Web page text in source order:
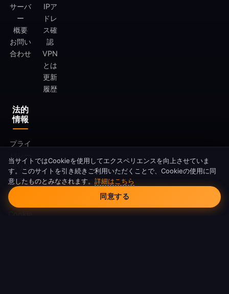
サーバ
ー
概要
お問い
合わせ
IPア
ドレ
ス確
認
VPN
とは
更新
履歴
法的
情報
プライ
ポリシ
ー
利用規
Cookie
Cookieの同意
当サイトではCookieを使用してエクスペリエンスを向上させていま
す。このサイトを引き続きご利用いただくことで、Cookieの使用に同
意したものとみなされます。 詳細はこちら
同意する